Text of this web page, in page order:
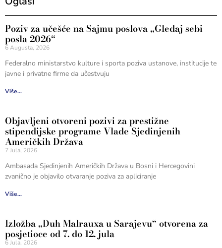
Poziv za učešće na Sajmu poslova „Gledaj sebi
posla 2026“
6 Augusta, 2026
Federalno ministarstvo kulture i sporta poziva ustanove, institucije te
javne i privatne firme da učestvuju
Više...
Objavljeni otvoreni pozivi za prestižne
stipendijske programe Vlade Sjedinjenih
Američkih Država
7 Jula, 2026
Ambasada Sjedinjenih Američkih Država u Bosni i Hercegovini
zvanično je objavilo otvaranje poziva za apliciranje
Više...
Izložba „Duh Malrauxa u Sarajevu“ otvorena za
posjetioce od 7. do 12. jula
6 Jula, 2026